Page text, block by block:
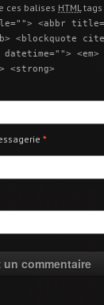
ces balises HTML
<abbr
<blockquote
datetime="">
<strong>
*